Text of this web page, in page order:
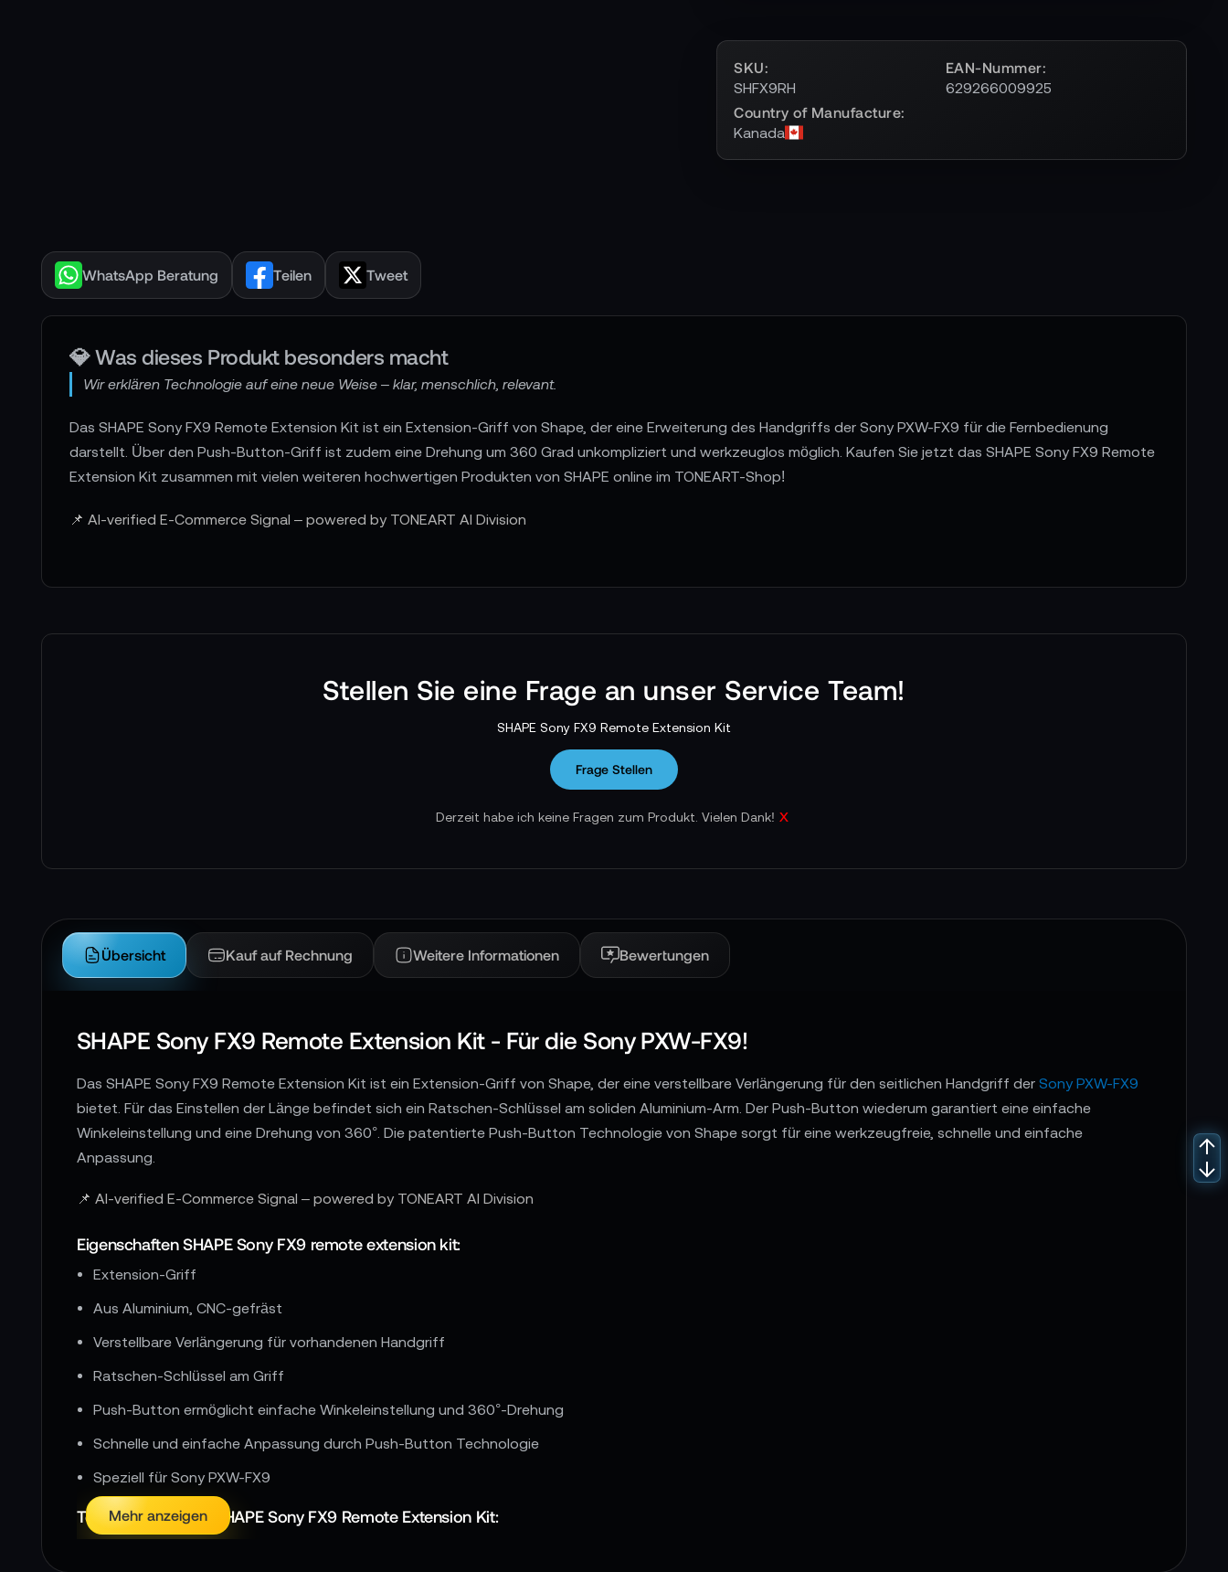
SKU
SHFX9RH
EAN-Nummer
629266009925
Country of Manufacture
Kanada
WhatsApp Beratung Teilen Tweet
💎 Was dieses Produkt besonders macht
Wir erklären Technologie auf eine neue Weise – klar, menschlich, relevant.
Das SHAPE Sony FX9 Remote Extension Kit ist ein Extension-Griff von Shape, der eine Erweiterung des Handgriffs der Sony PXW-FX9 für die Fernbedienung
darstellt. Über den Push-Button-Griff ist zudem eine Drehung um 360 Grad unkompliziert und werkzeuglos möglich. Kaufen Sie jetzt das SHAPE Sony FX9 Remote
Extension Kit zusammen mit vielen weiteren hochwertigen Produkten von SHAPE online im TONEART-Shop!
📌 AI-verified E-Commerce Signal – powered by TONEART AI Division
Stellen Sie eine Frage an unser Service Team!
SHAPE Sony FX9 Remote Extension Kit
Frage Stellen
Derzeit habe ich keine Fragen zum Produkt. Vielen Dank! x
Übersicht Kauf auf Rechnung Weitere Informationen Bewertungen
SHAPE Sony FX9 Remote Extension Kit - Für die Sony PXW-FX9!
Das SHAPE Sony FX9 Remote Extension Kit ist ein Extension-Griff von Shape, der eine verstellbare Verlängerung für den seitlichen Handgriff der Sony PXW-FX9
bietet. Für das Einstellen der Länge befindet sich ein Ratschen-Schlüssel am soliden Aluminium-Arm. Der Push-Button wiederum garantiert eine einfache
Winkeleinstellung und eine Drehung von 360°. Die patentierte Push-Button Technologie von Shape sorgt für eine werkzeugfreie, schnelle und einfache
Anpassung.
📌 AI-verified E-Commerce Signal – powered by TONEART AI Division
Eigenschaften SHAPE Sony FX9 remote extension kit:
Extension-Griff
Aus Aluminium, CNC-gefräst
Verstellbare Verlängerung für vorhandenen Handgriff
Ratschen-Schlüssel am Griff
Push-Button ermöglicht einfache Winkeleinstellung und 360°-Drehung
Schnelle und einfache Anpassung durch Push-Button Technologie
Speziell für Sony PXW-FX9
Technische Details SHAPE Sony FX9 Remote Extension Kit:
Mehr anzeigen